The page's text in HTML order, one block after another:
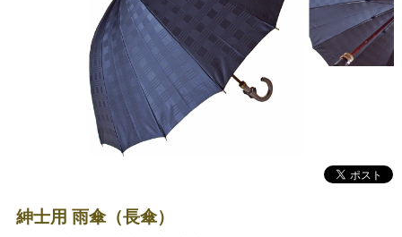
紳士用 雨傘（長傘）